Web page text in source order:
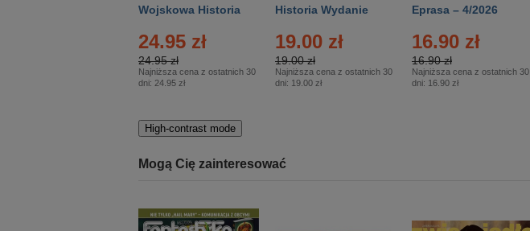
Wojskowa Historia
24.95 zł
24.95 zł
Najniższa cena z ostatnich 30
dni: 24.95 zł
Historia Wydanie
– 2/2026
19.00 zł
19.00 zł
Najniższa cena z ostatnich 30
dni: 19.00 zł
Eprasa – 4/2026
16.90 zł
16.90 zł
Najniższa cena z ostatnich 30
dni: 16.90 zł
High-contrast mode
Mogą Cię zainteresować